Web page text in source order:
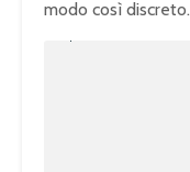
modo così